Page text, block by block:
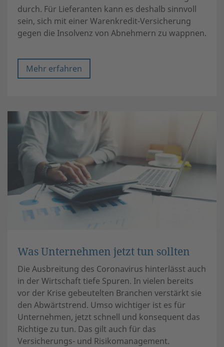
durch. Für Lieferanten kann es deshalb sinnvoll
sein, sich mit einer Warenkredit-Versicherung
gegen die Insolvenz von Abnehmern zu wappnen.
Mehr erfahren
Was Unternehmen jetzt tun sollten
Die Ausbreitung des Coronavirus hinterlässt auch
in der Wirtschaft tiefe Spuren. In vielen bereits
vor der Krise gebeutelten Branchen verstärkt sie
den Abwärtstrend. Umso wichtiger ist es für
Unternehmen, jetzt schnell und konsequent das
Richtige zu tun. Das gilt auch für das
Versicherungs- und Risikomanagement.